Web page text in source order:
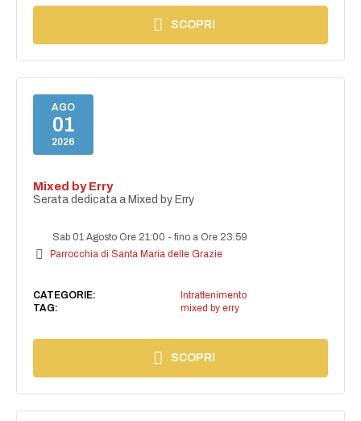
SCOPRI
AGO
01
2026
Mixed by Erry
Serata dedicata a Mixed by Erry
Sab 01 Agosto Ore 21:00 -fino a Ore 23:59
Parrocchia di Santa Maria delle Grazie
CATEGORIE:
Intrattenimento
TAG:
mixed by erry
SCOPRI